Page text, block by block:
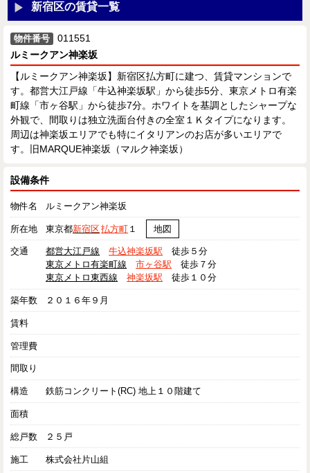
新宿区の賃貸一覧
物件番号
011551
ルミークアン神楽坂
【ルミークアン神楽坂】新宿区払方町に建つ、賃貸マンションで
す。都営大江戸線「牛込神楽坂駅」から徒歩5分、東京メトロ有楽
町線「市ヶ谷駅」から徒歩7分。ホワイトを基調としたシャープな
外観で、間取りは独立洗面台付きの全室１Ｋタイプになります。
周辺は神楽坂エリアでも特にイタリアンのお店が多いエリアで
す。旧MARQUE神楽坂（マルク神楽坂）
設備条件
物件名 ルミークアン神楽坂
所在地 東京都新宿区払方町 １ 地図
交通 都営大江戸線 牛込神楽坂駅 徒歩５分
東京メトロ有楽町線
市ヶ谷駅 徒歩７分
東京メトロ東西線
神楽坂駅 徒歩１０分
築年数 ２０１６年９月
賃料
管理費
間取り
構造 鉄筋コンクリート(RC) 地上１０階建て
面積
総戸数 ２５戸
施工 株式会社片山組